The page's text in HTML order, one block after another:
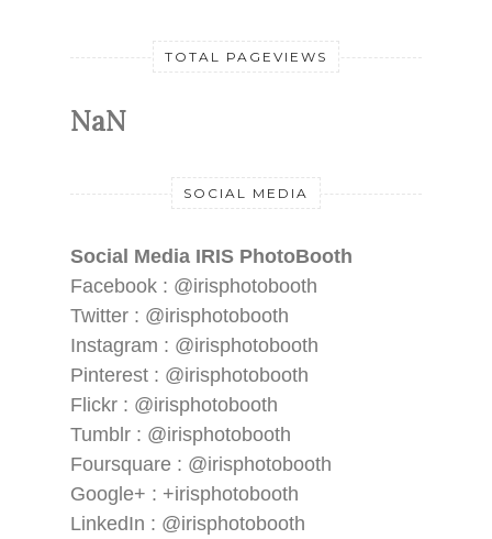
TOTAL PAGEVIEWS
NaN
SOCIAL MEDIA
Social Media IRIS PhotoBooth
Facebook : @irisphotobooth
Twitter : @irisphotobooth
Instagram : @irisphotobooth
Pinterest : @irisphotobooth
Flickr : @irisphotobooth
Tumblr : @irisphotobooth
Foursquare : @irisphotobooth
Google+ : +irisphotobooth
LinkedIn : @irisphotobooth